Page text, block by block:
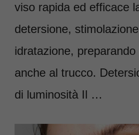
viso rapida ed efficace
detersione,
idratazione, preparando
anche al trucco.
di luminosità Il …